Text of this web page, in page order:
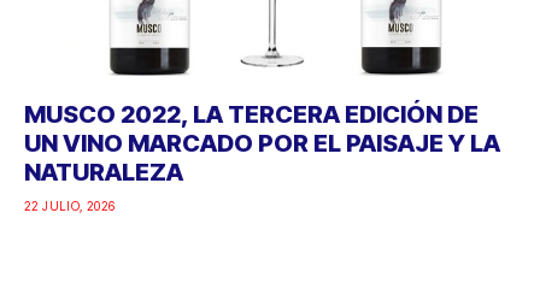
MUSCO 2022, LA TERCERA EDICIÓN DE
UN VINO MARCADO POR EL PAISAJE Y LA
NATURALEZA
22 JULIO, 2026